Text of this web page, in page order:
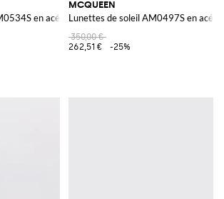
en acétate
MCQUEEN
Lunettes de soleil AM0497S en
350,00 €
262,51 €
-25%